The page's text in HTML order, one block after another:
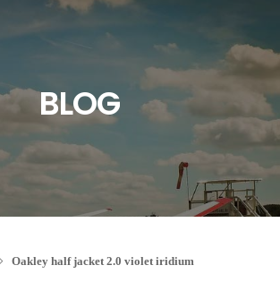
BLOG
Oakley half jacket 2.0 violet iridium